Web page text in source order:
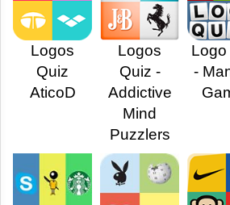
Logos
Quiz
AticoD
Logos
Quiz -
Addictive
Mind
Puzzlers
Logo
-